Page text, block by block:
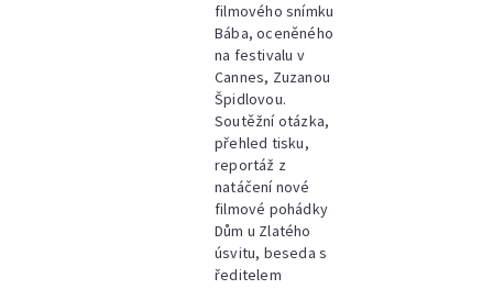
filmového snímku
Bába, oceněného
na festivalu v
Cannes, Zuzanou
Špidlovou.
Soutěžní otázka,
přehled tisku,
reportáž z
natáčení nové
filmové pohádky
Dům u Zlatého
úsvitu, beseda s
ředitelem